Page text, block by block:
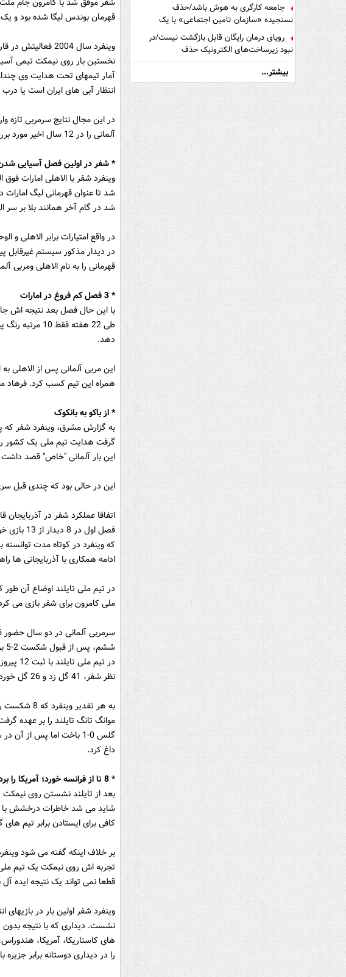
جامعه کارگری به هوش باشد/حذف
نسنجیده «سازمان تامین اجتماعی» با یک
تفاهم نامه!
رویای درمان رایگان قابل بازگشت نیست/در
نبود زیرساخت‌های الکترونیک حذف
دفترچه‌های بیمه اشتباه مضاعف است
بیشتر...
قهرمان بوندس لیگا شده بود و یک مرتبه جام
نخستین بار روی نیمکت تیمی
آمار تیمهای تحت هدایت وی
انتظار آبی های ایران است یا
در این مجال نتایج سرمربی تازه
آلمانی را در 12 سال اخیر مورد بررسی قرار داده ایم؛ یعنی از زمانی که پا به قاره کهن نهاد:
* شفر در اولین فصل آسیایی
شد تا عنوان قهرمانی لیگ امارات
شد در گام آخر همانند بلا بر سر
در واقع امتیارات برابر الاهلی و
قهرمانی را به نام الاهلی ومربی
* 3 فصل کم فروغ در امارات
با این حال فصل بعد نتیجه اش
طی 22 هفته
دهد.
این مربی آلمانی پس از
همراه این تیم کسب کرد. فرهاد
* از باکو به بانکوک
به گزارش مشرق، وینفرد شفر که
گرفت هدایت تیم ملی یک کشور
این بار آلمانی "خاص" قصد داشت
این در حالی بود که چندی قبل
که وینفرد در کوتاه مدت
ادامه همکاری با آذربایجانی ها
در تیم ملی تایلند اوضاع آن طور
ملی کامرون برای شفر بازی می
نظر شفر، 41 گل زد و 26 گل خورد.
به هر
موانگ تانگ تایلند را بر عهده
گلس 0-1 باخت اما پس از
داغ کرد.
* 8 تا از فرانسه خورد؛ آمریکا را برد
بعد از تایلند نشستن روی نیمکت
شاید می شد خاطرات درخشش با
کافی برای ایستادن برابر تیم
بر خلاف اینکه گفته می شود
قطعا نمی تواند یک نتیجه ایده
نشست. دیداری که با نتیجه بدون
را در دیداری دوستانه برابر